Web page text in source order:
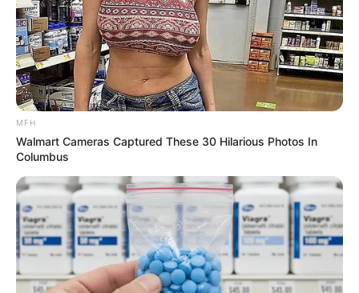
Drug Store!"
BOOSTARO
Walgreens Hides This $1 Generic Viagra - Here's Why
BOOSTARO
MFH
Walmart Cameras Captured These 30 Hilarious Photos In
Columbus